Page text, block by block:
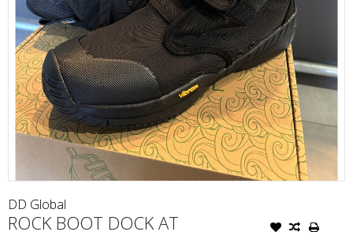
DD Global
ROCK BOOT DOCK AT